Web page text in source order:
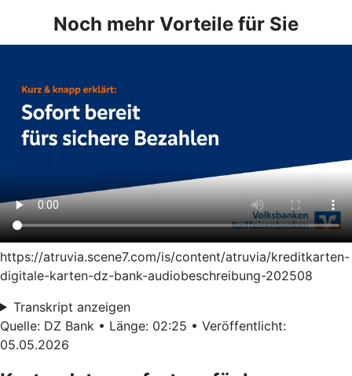
Noch mehr Vorteile für Sie
https://atruvia.scene7.com/is/content/atruvia/kreditkarten-
digitale-karten-dz-bank-audiobeschreibung-202508
Transkript anzeigen
Quelle: DZ Bank • Länge: 02:25 • Veröffentlicht:
05.05.2026